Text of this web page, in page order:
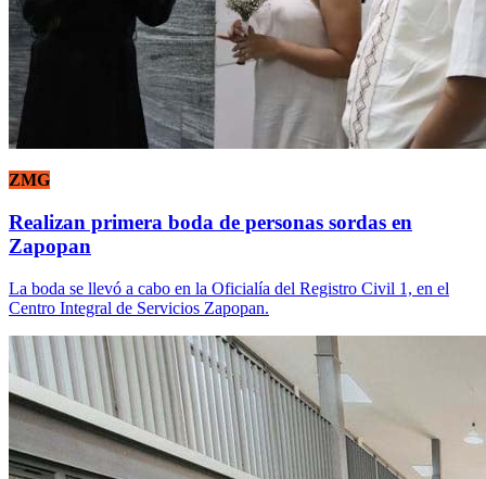
ZMG
Realizan primera boda de personas sordas en
Zapopan
La boda se llevó a cabo en la Oficialía del Registro Civil 1, en el
Centro Integral de Servicios Zapopan.